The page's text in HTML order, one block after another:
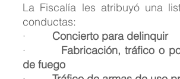
La Fiscalía les atribuyó una
conductas:
· Concierto para delinquir
· Fabricación, tráfico o
de fuego